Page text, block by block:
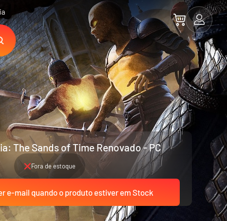
The Sands of Time Renovado - PC
Fora de estoque
e-mail quando o produto estiver em Stock